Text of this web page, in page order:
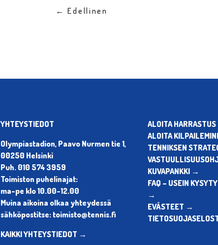
← Edellinen
YHTEYSTIEDOT
Olympiastadion, Paavo Nurmen tie 1,
00250 Helsinki
Puh. 010 574 3959
Toimiston puhelinajat:
ma-pe klo 10.00-12.00
Muina aikoina olkaa yhteydessä
sähköpostitse: toimisto@tennis.fi
KAIKKI YHTEYSTIEDOT →
ALOITA
ALOITA
TENNIKSEN
KUVAPANKKI →
FAQ – USEIN
→
EVÄSTEET →